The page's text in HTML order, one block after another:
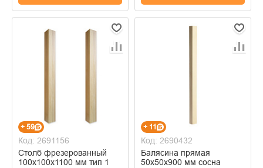
+ 59
Код: 2691156
Столб фрезерованный
100х100х1100 мм тип 1
+ 11
Код: 2690432
Балясина прямая
50х50х900 мм сосна